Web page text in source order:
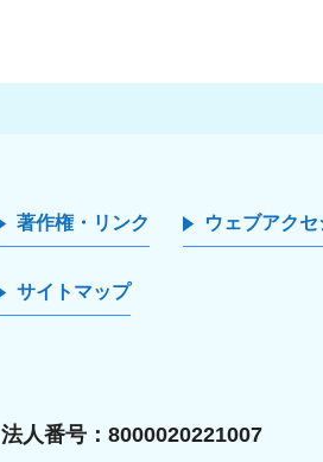
著作権・リンク ウェブアク
サイトマップ
法人番号：8000020221007